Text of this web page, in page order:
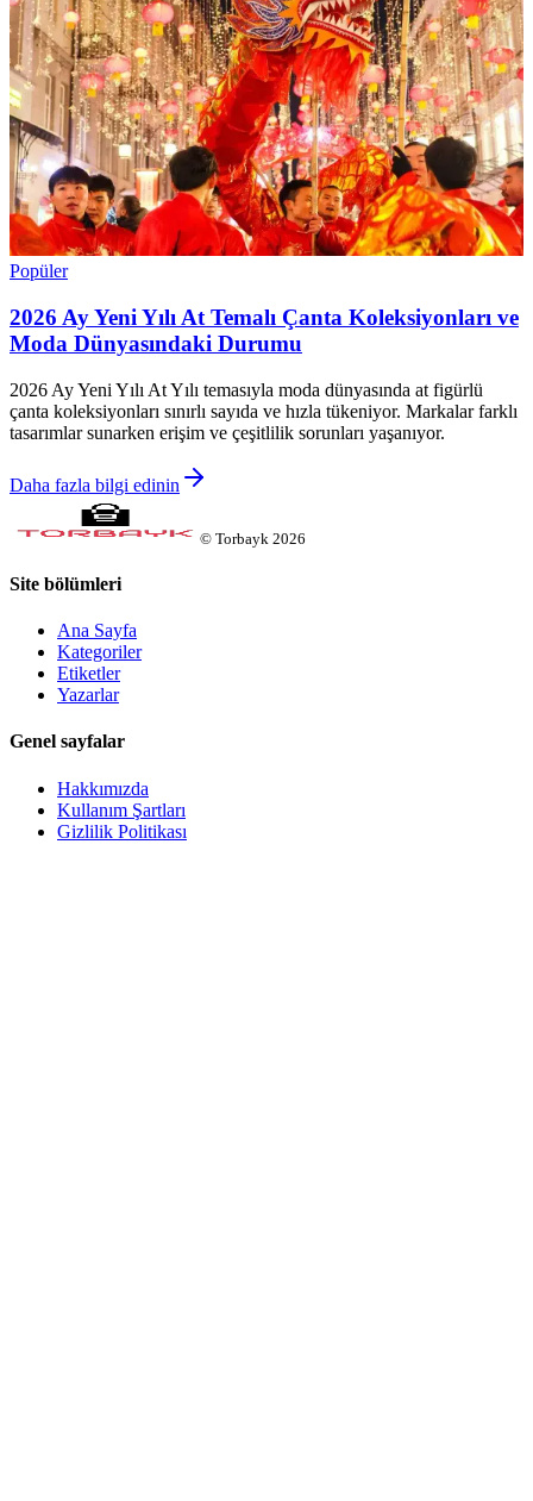
Popüler
2026 Ay Yeni Yılı At Temalı Çanta Koleksiyonları ve
Moda Dünyasındaki Durumu
2026 Ay Yeni Yılı At Yılı temasıyla moda dünyasında at figürlü
çanta koleksiyonları sınırlı sayıda ve hızla tükeniyor. Markalar farklı
tasarımlar sunarken erişim ve çeşitlilik sorunları yaşanıyor.
Daha fazla bilgi edinin
© Torbayk 2026
Site bölümleri
Ana Sayfa
Kategoriler
Etiketler
Yazarlar
Genel sayfalar
Hakkımızda
Kullanım Şartları
Gizlilik Politikası